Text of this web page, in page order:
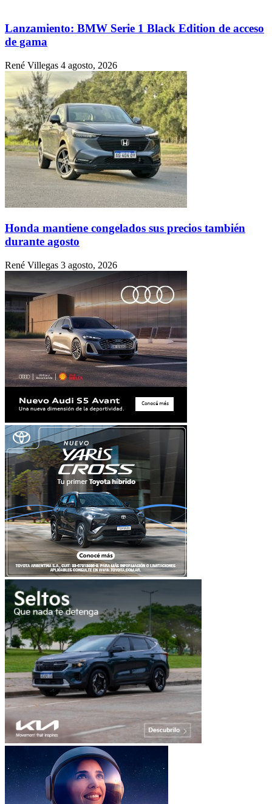
Lanzamiento: BMW Serie 1 Black Edition de acceso
de gama
René Villegas 4 agosto, 2026
Honda mantiene congelados sus precios también
durante agosto
René Villegas 3 agosto, 2026